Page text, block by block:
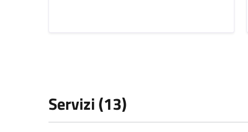
Servizi (13)